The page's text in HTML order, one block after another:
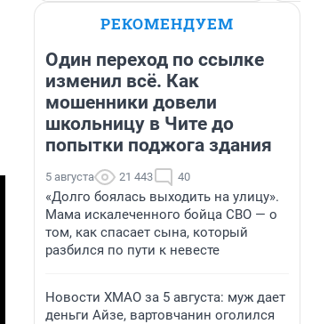
РЕКОМЕНДУЕМ
Один переход по ссылке
изменил всё. Как
мошенники довели
школьницу в Чите до
попытки поджога здания
5 августа 21 443 40
«Долго боялась выходить на улицу».
Мама искалеченного бойца СВО — о
том, как спасает сына, который
разбился по пути к невесте
Новости ХМАО за 5 августа: муж дает
деньги Айзе, вартовчанин оголился